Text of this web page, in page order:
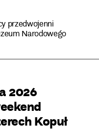
przedwojenni
Narodowego
2026
Kopuł